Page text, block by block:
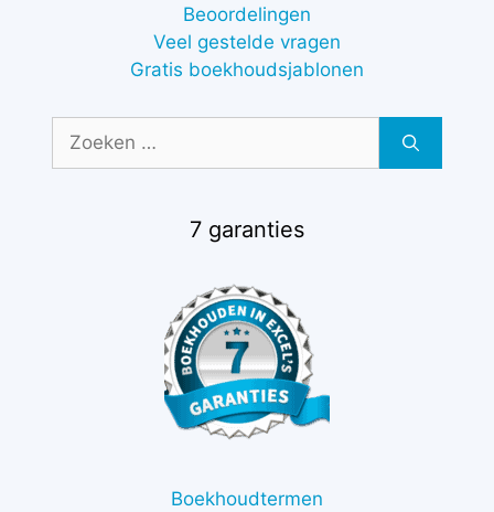
Beoordelingen
Veel gestelde vragen
Gratis boekhoudsjablonen
Zoek
7 garanties
Boekhoudtermen